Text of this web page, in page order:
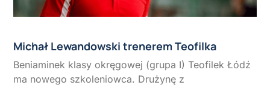
Michał Lewandowski trenerem Teofilka
Beniaminek klasy okręgowej (grupa I) Teofilek Łódź
ma nowego szkoleniowca. Drużynę z